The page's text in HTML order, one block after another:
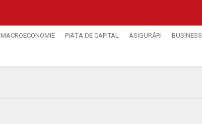
MACROECONOMIE PIAŢA DE CAPITAL ASIGURĂRI BUSINESS